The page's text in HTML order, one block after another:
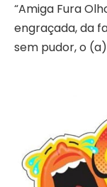
“Amiga Fura
engraçada, da
sem pudor, o